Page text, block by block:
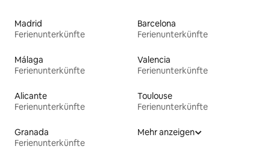
Madrid
Ferienunterkünfte
Barcelona
Ferienunterkünfte
Málaga
Ferienunterkünfte
Valencia
Ferienunterkünfte
Alicante
Ferienunterkünfte
Toulouse
Ferienunterkünfte
Granada
Ferienunterkünfte
Mehr anzeigen